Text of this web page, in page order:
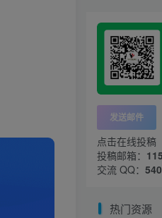
发送邮件
点击在线投稿
投稿邮箱：
交流 QQ：
热门资源